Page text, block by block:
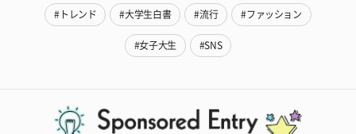
#トレンド #大学生白書 #流行 #ファッション
#女子大生 #SNS